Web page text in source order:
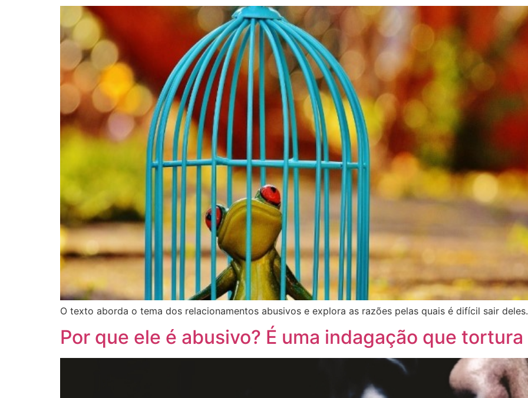
O texto aborda o tema dos relacionamentos abusivos e explora as razões pelas quais é difícil sair deles.
Por que ele é abusivo? É uma indagação que